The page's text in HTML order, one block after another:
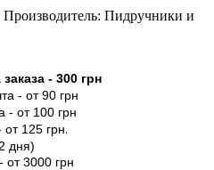
Производитель: Пидручники и
- 300 грн
- от 90 грн
- от 100 грн
от 125 грн.
дня)
- от 3000 грн